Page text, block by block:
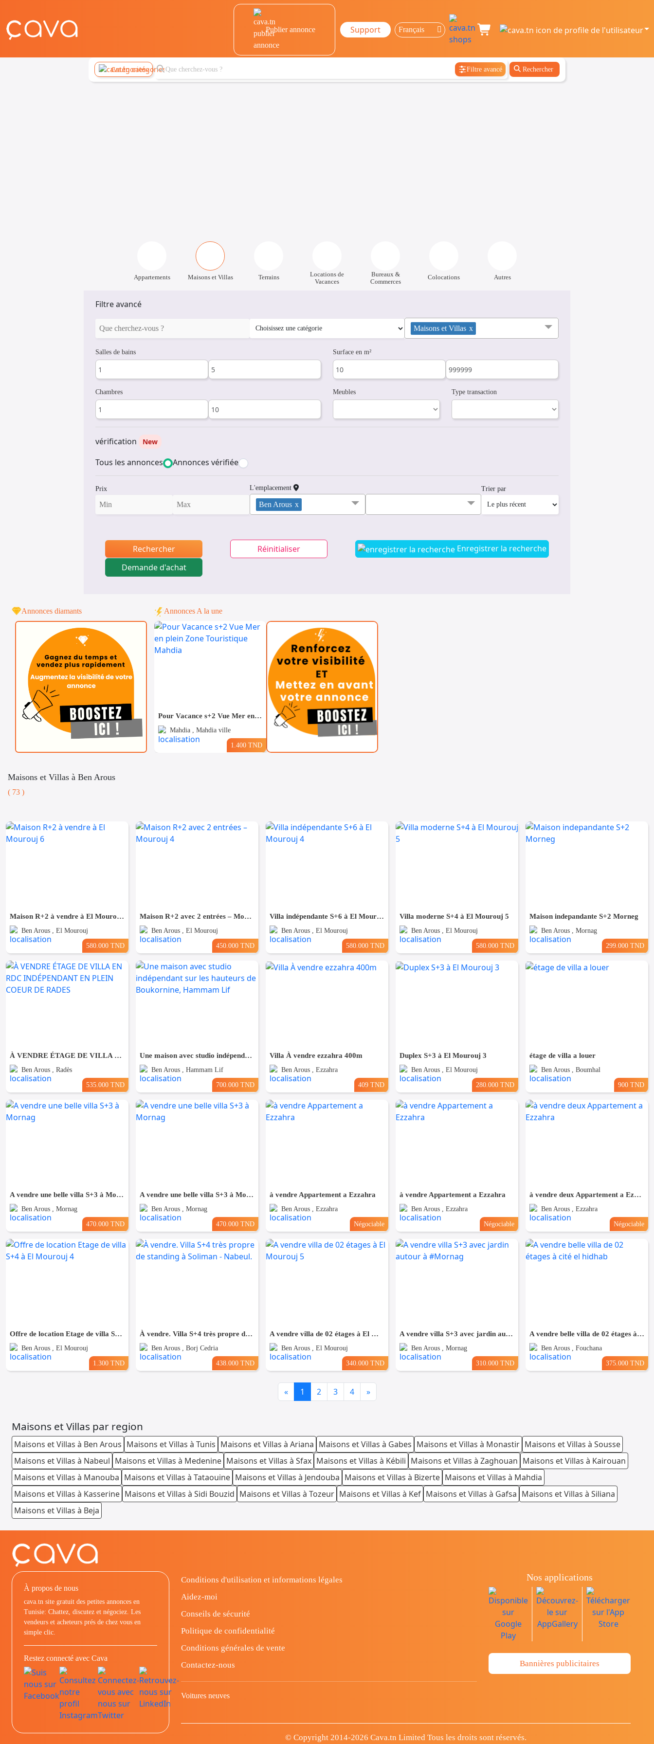
Publier annonce Support
Catégories Filtre avancé Rechercher
Appartements Maisons et Villas Terrains
Locations de
Vacances
Bureaux &
Commerces
Colocations Autres
Filtre avancé
Maisons et Villas x
Salles de bains Surface en m²
Chambres Meubles Type transaction
vérification New
Tous les annonces Annonces vérifiée
Prix L'emplacement
Ben Arous x
Trier par
Rechercher Réinitialiser
Enregistrer la recherche
Demande d'achat
Annonces diamants Annonces A la une
Pour Vacance s+2 Vue Mer en plein Zone Touristique Mahdia
Mahdia , Mahdia ville
1.400 TND
Maisons et Villas à Ben Arous
( 73 )
Maison R+2 à vendre à El Mourouj 6
Ben Arous , El Mourouj
580.000 TND
Maison R+2 avec 2 entrées – Mourouj 4
Ben Arous , El Mourouj
450.000 TND
Villa indépendante S+6 à El Mourouj 4
Ben Arous , El Mourouj
580.000 TND
Villa moderne S+4 à El Mourouj 5
Ben Arous , El Mourouj
580.000 TND
Maison indepandante S+2 Morneg
Ben Arous , Mornag
299.000 TND
À VENDRE ÉTAGE DE VILLA EN RDC INDÉPENDANT EN PLEIN COEUR DE RADES
Ben Arous , Radès
535.000 TND
Une maison avec studio indépendant sur les hauteurs de Boukornine, Hammam Lif
Ben Arous , Hammam Lif
700.000 TND
Villa À vendre ezzahra 400m
Ben Arous , Ezzahra
409 TND
Duplex S+3 à El Mourouj 3
Ben Arous , El Mourouj
280.000 TND
étage de villa a louer
Ben Arous , Boumhal
900 TND
A vendre une belle villa S+3 à Mornag
Ben Arous , Mornag
470.000 TND
A vendre une belle villa S+3 à Mornag
Ben Arous , Mornag
470.000 TND
à vendre Appartement a Ezzahra
Ben Arous , Ezzahra
Négociable
à vendre Appartement a Ezzahra
Ben Arous , Ezzahra
Négociable
à vendre deux Appartement a Ezzahra
Ben Arous , Ezzahra
Négociable
Offre de location Etage de villa S+4 à El Mourouj 4
Ben Arous , El Mourouj
1.300 TND
À vendre. Villa S+4 très propre de standing à Soliman - Nabeul.
Ben Arous , Borj Cedria
438.000 TND
A vendre villa de 02 étages à El Mourouj 5
Ben Arous , El Mourouj
340.000 TND
A vendre villa S+3 avec jardin autour à #Mornag
Ben Arous , Mornag
310.000 TND
A vendre belle villa de 02 étages à cité el hidhab
Ben Arous , Fouchana
375.000 TND
«Previous
1 2 3 4 »Next
Maisons et Villas par region
Maisons et Villas à Ben Arous Maisons et Villas à Tunis Maisons et Villas à Ariana Maisons et Villas à Gabes Maisons et Villas à Monastir Maisons et Villas à Sousse
Maisons et Villas à Nabeul Maisons et Villas à Medenine Maisons et Villas à Sfax Maisons et Villas à Kébili Maisons et Villas à Zaghouan Maisons et Villas à Kairouan
Maisons et Villas à Manouba Maisons et Villas à Tataouine Maisons et Villas à Jendouba Maisons et Villas à Bizerte Maisons et Villas à Mahdia
Maisons et Villas à Kasserine Maisons et Villas à Sidi Bouzid Maisons et Villas à Tozeur Maisons et Villas à Kef Maisons et Villas à Gafsa Maisons et Villas à Siliana
Maisons et Villas à Beja
À propos de nous
cava.tn site gratuit des petites annonces en
Tunisie: Chattez, discutez et négociez. Les
vendeurs et acheteurs prés de chez vous en
simple clic.
Restez connecté avec Cava
Conditions d'utilisation et informations légales
Aidez-moi
Conseils de sécurité
Politique de confidentialité
Conditions générales de vente
Contactez-nous
Voitures neuves
Nos applications
Bannières publicitaires
© Copyright 2014-2026 Cava.tn Limited Tous les droits sont réservés.